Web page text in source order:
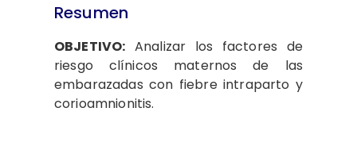
Resumen
OBJETIVO: Analizar los factores de
riesgo clínicos maternos de las
embarazadas con fiebre intraparto y
corioamnionitis.